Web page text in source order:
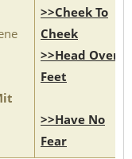
>>Cheek To
Cheek
>>Head Over
Feet
>>Have No
Fear